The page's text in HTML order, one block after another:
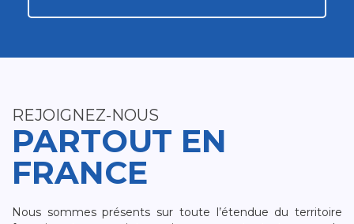
REJOIGNEZ-NOUS
PARTOUT EN
FRANCE
Nous sommes présents sur toute l’étendue du territoire